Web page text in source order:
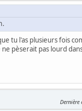
tu l'as plusieurs fois
pèserait pas lourd
Dernière